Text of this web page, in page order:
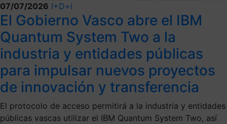
07/07/2026 I+D+i
El Gobierno Vasco abre el IBM
Quantum System Two a la
industria y entidades públicas
para impulsar nuevos proyectos
de innovación y transferencia
El protocolo de acceso permitirá a la industria y entidades
públicas vascas utilizar el IBM Quantum System Two, así